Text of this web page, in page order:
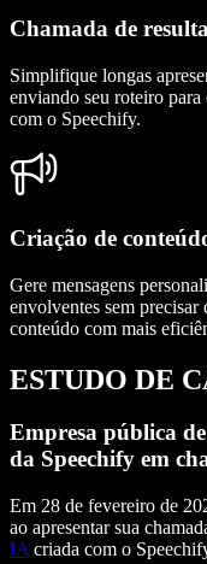
Chamada de
Simplifique longas
enviando seu roteiro
com o Speechify.
Criação de
Gere mensagens
envolventes sem
conteúdo com mais
ESTUDO DE
Empresa pública
da Speechify em
Em 28 de fevereiro de
ao apresentar sua
IA criada com o